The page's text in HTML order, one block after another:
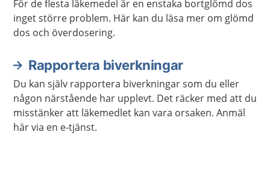
För de flesta läkemedel är en enstaka bortglömd dos
inget större problem. Här kan du läsa mer om glömd
dos och överdosering.
Rapportera biverkningar
Du kan själv rapportera biverkningar som du eller
någon närstående har upplevt. Det räcker med att du
misstänker att läkemedlet kan vara orsaken. Anmäl
här via en e-tjänst.